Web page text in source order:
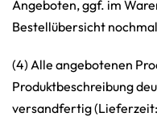
Angeboten, ggf. im
Bestellübersicht
(4) Alle angebotenen
Produktbeschreibung
versandfertig